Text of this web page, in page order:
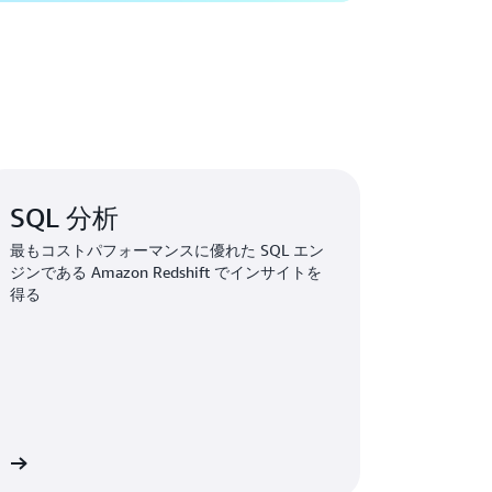
SQL 分析
最もコストパフォーマンスに優れた SQL エン
ジンである Amazon Redshift でインサイトを
得る